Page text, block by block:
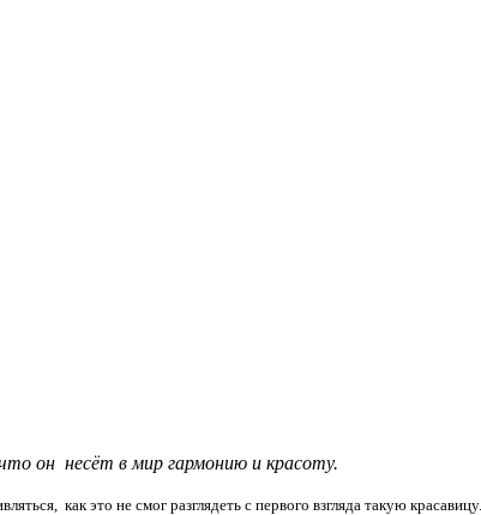
он несёт в мир гармонию и красоту.
как это не смог разглядеть с первого взгляда такую красавицу.